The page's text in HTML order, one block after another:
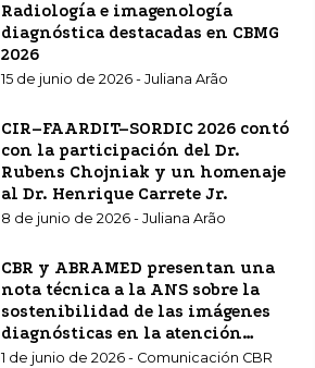
Radiología e imagenología
diagnóstica destacadas en CBMG
2026
15 de junio de 2026 - Juliana Arão
CIR–FAARDIT–SORDIC 2026 contó
con la participación del Dr.
Rubens Chojniak y un homenaje
al Dr. Henrique Carrete Jr.
8 de junio de 2026 - Juliana Arão
CBR y ABRAMED presentan una
nota técnica a la ANS sobre la
sostenibilidad de las imágenes
diagnósticas en la atención
sanitaria complementaria.
1 de junio de 2026 - Comunicación CBR